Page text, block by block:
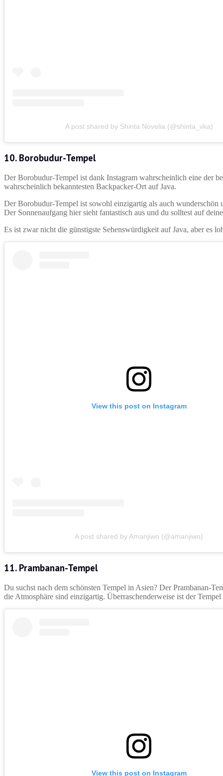
A post shared by Shinta Novelia (@shinta_vka)
10. Borobudur-Tempel
Der Borobudur-Tempel ist dank Instagram wahrscheinlich eine der
wahrscheinlich bekanntesten Backpacker-Ort auf Java.
Der Borobudur-Tempel ist sowohl einzigartig als auch wunderschön
Der Sonnenaufgang hier sieht fantastisch aus und du solltest auf
Es ist zwar nicht die günstigste Sehenswürdigkeit auf Java, aber es
View this post on Instagram
A post shared by Amanjiwo (@amanjiwo)
11. Prambanan-Tempel
Du suchst nach dem schönsten Tempel in Asien? Der Prambanan-
die Atmosphäre sind einzigartig. Überraschenderweise ist der
View this post on Instagram